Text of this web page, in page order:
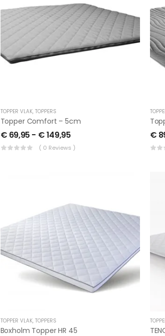
TOPPER VLAK, TOPPERS
Topper Comfort – 5cm
€ 69,95 - €149,95
( 0 Reviews )
€
TOPPER VLAK, TOPPERS
Boxholm Topper HR 45